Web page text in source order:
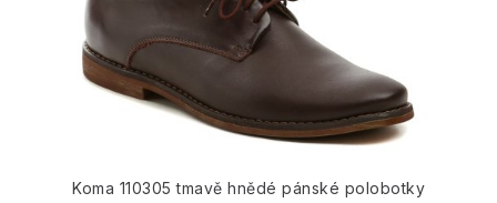
Koma 110305 tmavě hnědé pánské polobotky